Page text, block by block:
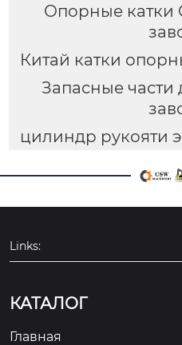
Опорные катки
Китай катки
Запасные части
цилиндр рукояти
Links:
КАТАЛОГ
Главная